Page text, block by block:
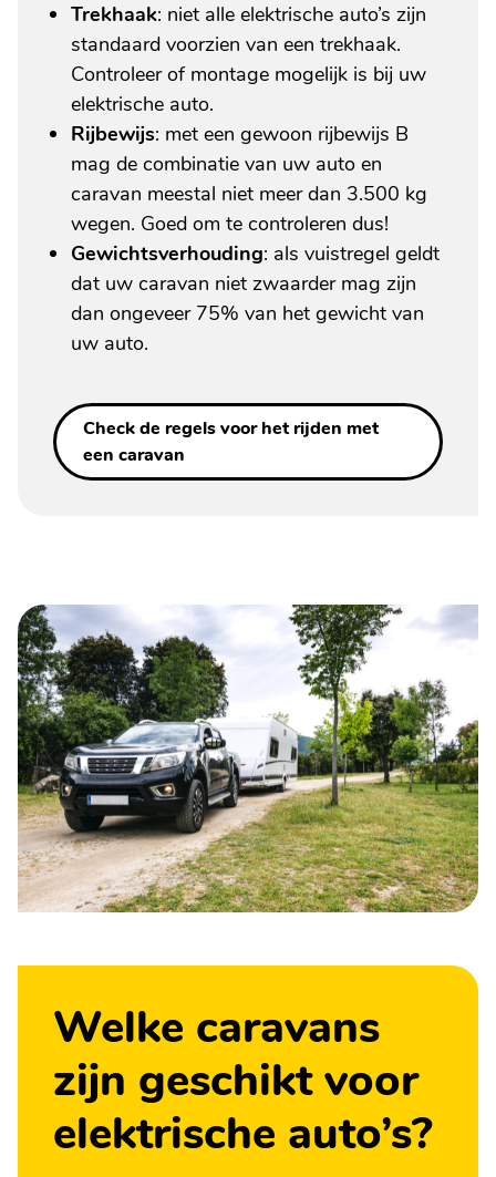
Trekhaak: niet alle elektrische auto’s zijn
standaard voorzien van een trekhaak.
Controleer of montage mogelijk is bij uw
elektrische auto.
Rijbewijs: met een gewoon rijbewijs B
mag de combinatie van uw auto en
caravan meestal niet meer dan 3.500 kg
wegen. Goed om te controleren dus!
Gewichtsverhouding: als vuistregel geldt
dat uw caravan niet zwaarder mag zijn
dan ongeveer 75% van het gewicht van
uw auto.
Check de regels voor het rijden met
een caravan
Welke caravans
zijn geschikt voor
elektrische auto’s?